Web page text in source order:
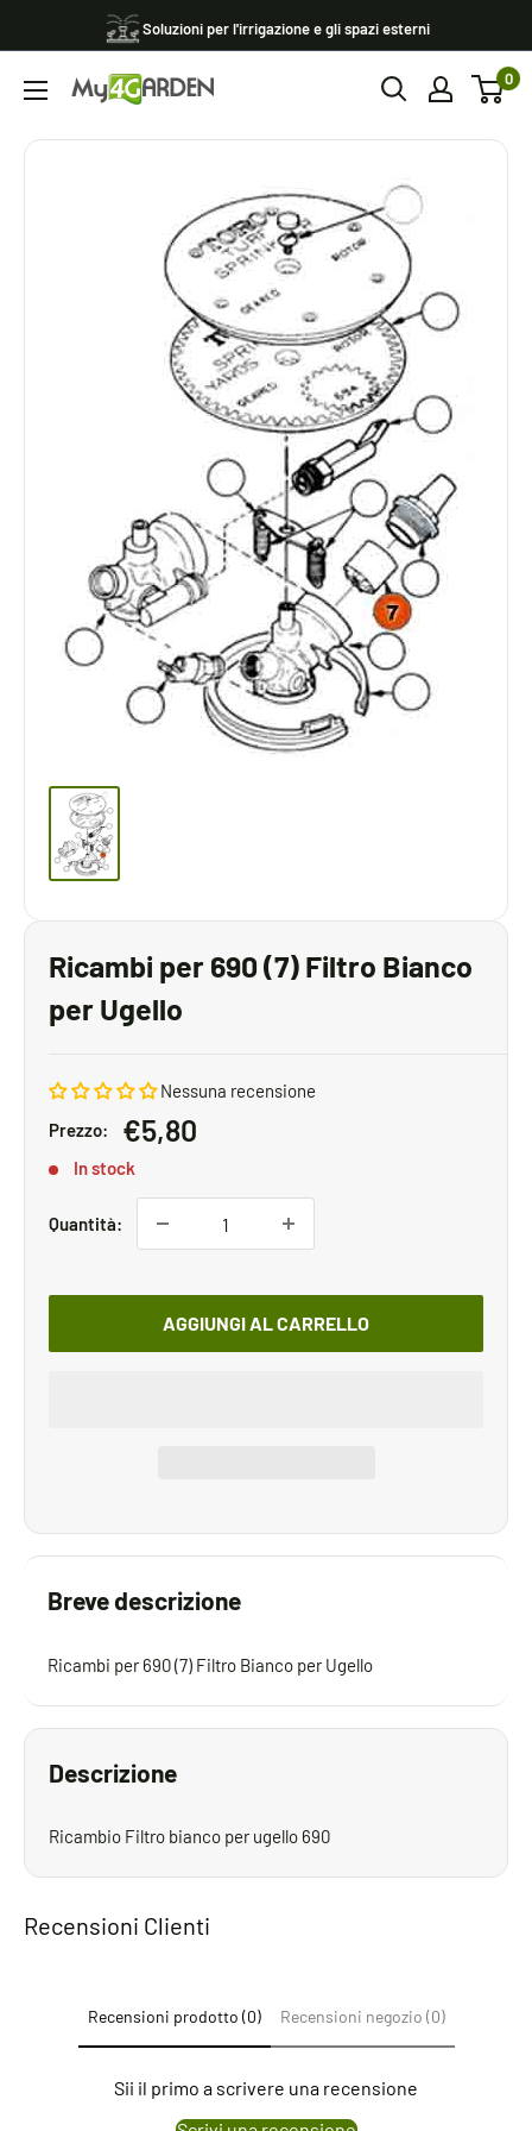
al
contenuto
Soluzioni per l'irrigazione e gli spazi esterni
My4garden 0
Ricambi per 690 (7) Filtro Bianco
per Ugello
Nessuna recensione
Prezzo:
Prezzo
scontato
€5,80
In stock
Quantità:
AGGIUNGI AL CARRELLO
Breve descrizione
Ricambi per 690 (7) Filtro Bianco per Ugello
Descrizione
Ricambio Filtro bianco per ugello 690
Recensioni Clienti
Recensioni prodotto (0) Recensioni negozio (0)
Sii il primo a scrivere una recensione